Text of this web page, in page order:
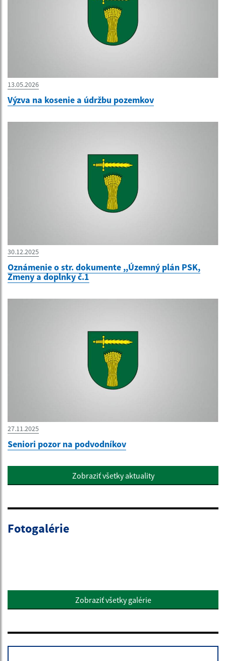
13.05.2026
Výzva na kosenie a údržbu pozemkov
30.12.2025
Oznámenie o str. dokumente ,,Územný plán PSK,
Zmeny a doplnky č.1
27.11.2025
Seniori pozor na podvodníkov
Zobraziť všetky aktuality
Fotogalérie
Zobraziť všetky galérie